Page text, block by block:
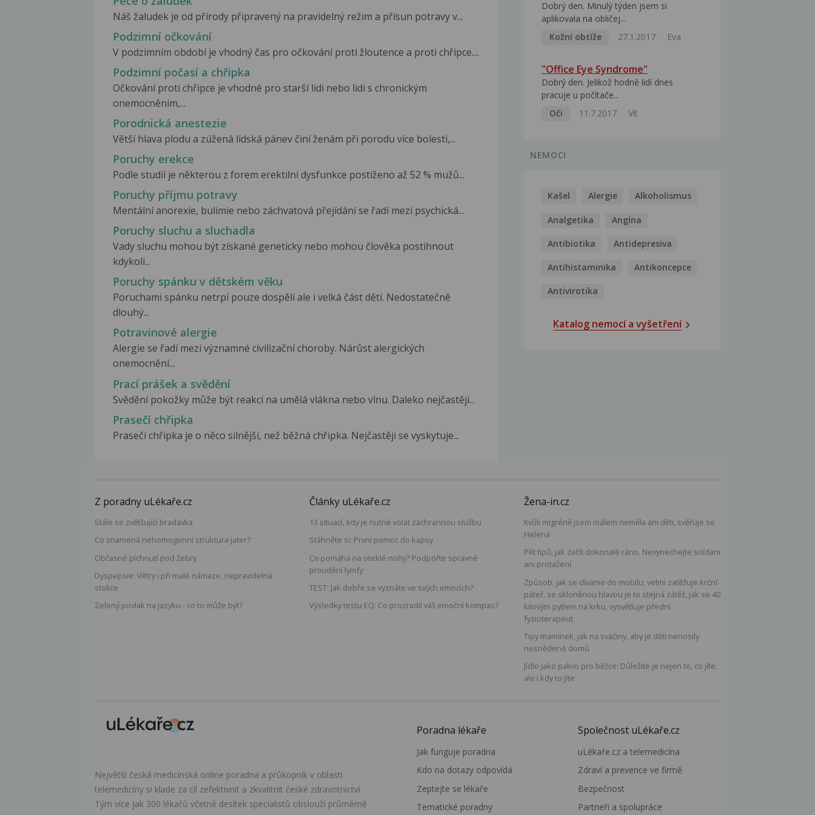
Náš žaludek je od přírody připravený na pravidelný režim a přísun potravy v...
Podzimní očkování
V podzimním období je vhodný čas pro očkování proti žloutence a proti chřipce....
Podzimní počasí a chřipka
Očkování proti chřipce je vhodné pro starší lidi nebo lidi s chronickým
onemocněním,...
Porodnická anestezie
Větší hlava plodu a zúžená lidská pánev činí ženám při porodu více bolesti,...
Poruchy erekce
Podle studií je některou z forem erektilní dysfunkce postiženo až 52 % mužů...
Poruchy příjmu potravy
Mentální anorexie, bulimie nebo záchvatová přejídání se řadí mezi psychická...
Poruchy sluchu a sluchadla
Vady sluchu mohou být získané geneticky nebo mohou člověka postihnout
kdykoli...
Poruchy spánku v dětském věku
Poruchami spánku netrpí pouze dospělí ale i velká část dětí. Nedostatečně
dlouhý...
Potravinové alergie
Alergie se řadí mezi významné civilizační choroby. Nárůst alergických
onemocnění...
Prací prášek a svědění
Svědění pokožky může být reakcí na umělá vlákna nebo vlnu. Daleko nejčastěji...
Prasečí chřipka
Prasečí chřipka je o něco silnější, než běžná chřipka. Nejčastěji se vyskytuje...
Dobrý den. Minulý týden jsem si
aplikovala na obličej...
Kožní obtíže
27.1.2017 Eva
"Office Eye Syndrome"
Dobrý den. Jelikož hodně lidí dnes
pracuje u počítače...
Oči
11.7.2017 Vít
NEMOCI
Kašel Alergie Alkoholismus
Analgetika Angína
Antibiotika Antidepresiva
Antihistaminika Antikoncepce
Antivirotika
Katalog nemocí a vyšetření
Z poradny uLékaře.cz
Stále se zvětšující bradavka
Co znamená nehomogenní struktura jater?
Občasné píchnutí pod žebry
Dyspepsie: Větry i při malé námaze, nepravidelná
stolice
Zelený povlak na jazyku - co to může být?
Články uLékaře.cz
13 situací, kdy je nutné volat záchrannou službu
Stáhněte si: První pomoc do kapsy
Co pomáhá na oteklé nohy? Podpořte správné
proudění lymfy
TEST: Jak dobře se vyznáte ve svých emocích?
Výsledky testu EQ: Co prozradil váš emoční kompas?
Žena-in.cz
Kvůli migréně jsem málem neměla ani děti, svěřuje se
Helena
Pět tipů, jak začít dokonalé ráno. Nevynechejte snídani
ani protažení
Způsob, jak se díváme do mobilu, velmi zatěžuje krční
páteř, se skloněnou hlavou je to stejná zátěž, jak se 40
kilovým pytlem na krku, vysvětluje přední
fyzioterapeut
Tipy maminek, jak na svačiny, aby je děti nenosily
nesnědené domů
Jídlo jako palivo pro běžce: Důležité je nejen to, co jíte,
ale i kdy to jíte
Největší česká medicínská online poradna a průkopník v oblasti
telemedicíny si klade za cíl zefektivnit a zkvalitnit české zdravotnictví.
Tým více jak 300 lékařů včetně desítek specialistů obslouží průměrně
Poradna lékaře
Jak funguje poradna
Kdo na dotazy odpovídá
Zeptejte se lékaře
Tematické poradny
Společnost uLékaře.cz
uLékaře.cz a telemedicína
Zdraví a prevence ve firmě
Bezpečnost
Partneři a spolupráce